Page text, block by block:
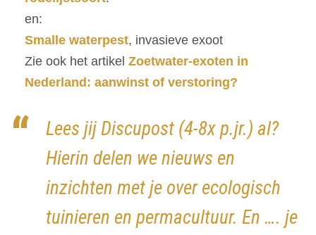
en:
Smalle waterpest, invasieve exoot
Zie ook het artikel Zoetwater-exoten in
Nederland: aanwinst of verstoring?
Lees jij Discupost (4-8x p.jr.) al?
Hierin delen we nieuws en
inzichten met je over ecologisch
tuinieren en permacultuur. En …. je